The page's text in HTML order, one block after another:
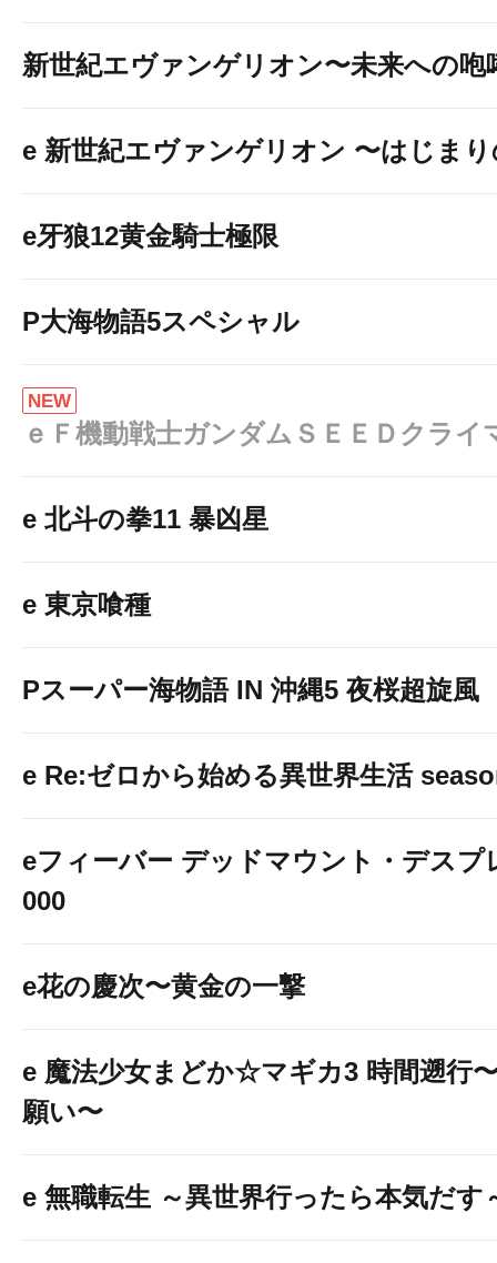
新世紀エヴァンゲリオン〜未来への咆
e 新世紀エヴァンゲリオン 〜はじま
e牙狼12黄金騎士極限
P大海物語5スペシャル
NEW
ｅＦ機動戦士ガンダムＳＥＥＤクライ
e 北斗の拳11 暴凶星
e 東京喰種
Pスーパー海物語 IN 沖縄5 夜桜超旋風
e Re:ゼロから始める異世界生活
eフィーバー デッドマウント・デスプ
000
e花の慶次〜黄金の一撃
e 魔法少女まどか☆マギカ3 時間遡行
願い〜
e 無職転生 ～異世界行ったら本気だす